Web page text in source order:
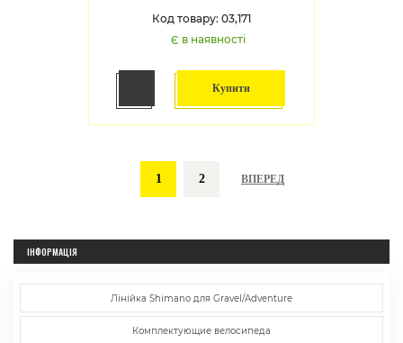
Код товару: 03,171
Є в наявності
Купити
1 2 ВПЕРЕД
ІНФОРМАЦІЯ
Лінійка Shimano для Gravel/Adventure
Комплектующие велосипеда